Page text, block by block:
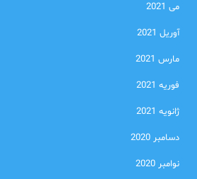
می 2021
آوریل 2021
مارس 2021
فوریه 2021
ژانویه 2021
دسامبر 2020
نوامبر 2020